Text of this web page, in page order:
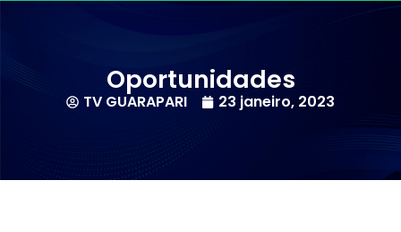
Oportunidades
TV GUARAPARI 23 janeiro, 2023